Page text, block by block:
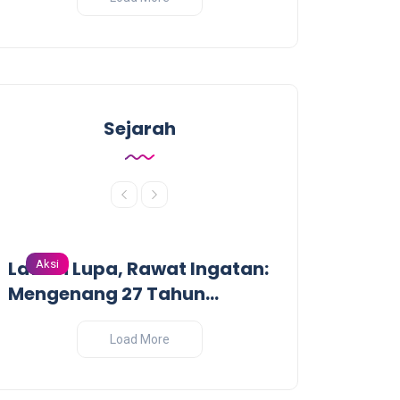
Sejarah
Aksi
Lawan Lupa, Rawat Ingatan:
Mengenang 27 Tahun
Massal oleh Militer
Load More